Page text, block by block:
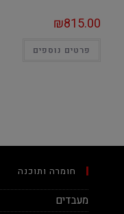
₪815.00
פרטים נוספים
חומרה ותוכנה
מעבדים